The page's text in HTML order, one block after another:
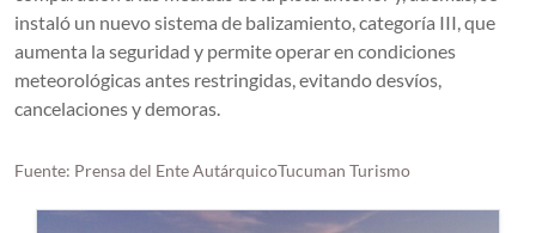
instaló un nuevo sistema de balizamiento, categoría III, que
aumenta la seguridad y permite operar en condiciones
meteorológicas antes restringidas, evitando desvíos,
cancelaciones y demoras.
Fuente: Prensa del Ente AutárquicoTucuman Turismo